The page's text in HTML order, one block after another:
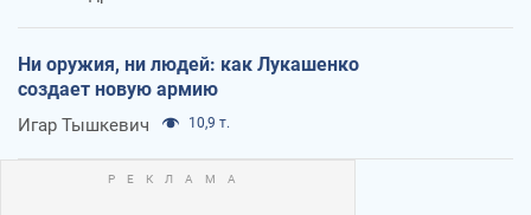
Ни оружия, ни людей: как Лукашенко
создает новую армию
Игар Тышкевич 10,9 т.